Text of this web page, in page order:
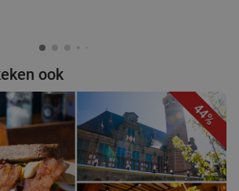
ook
44%